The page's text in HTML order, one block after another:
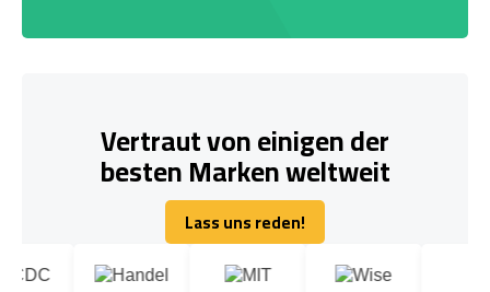
Vertraut von einigen der
besten Marken weltweit
Lass uns reden!
Lass uns reden!